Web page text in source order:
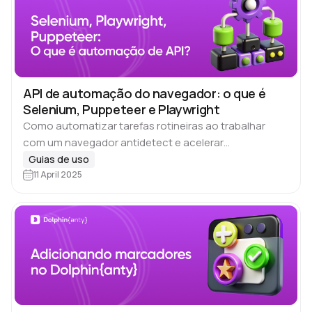
API de automação do navegador: o que é
Selenium, Puppeteer e Playwright
Como automatizar tarefas rotineiras ao trabalhar
com um navegador antidetect e acelerar
significativamente seu uso? Quando você lida com
um grande número de perfis de navegador, é preciso
Guias de uso
11 April 2025